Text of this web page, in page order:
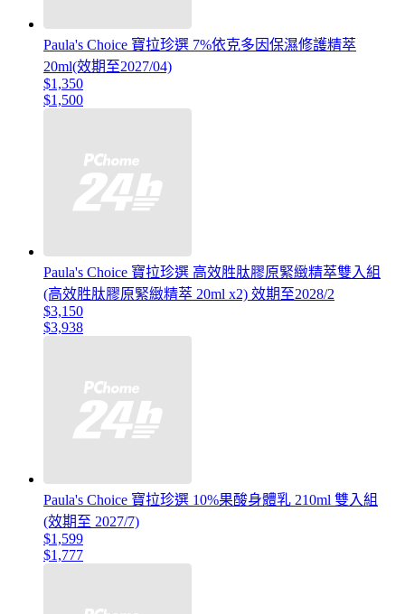
Paula's Choice 寶拉珍選 7%依克多因保濕修護精萃
20ml(效期至2027/04)
$1,350
$1,500
Paula's Choice 寶拉珍選 高效胜肽膠原緊緻精萃雙入組
(高效胜肽膠原緊緻精萃 20ml x2) 效期至2028/2
$3,150
$3,938
Paula's Choice 寶拉珍選 10%果酸身體乳 210ml 雙入組
(效期至 2027/7)
$1,599
$1,777